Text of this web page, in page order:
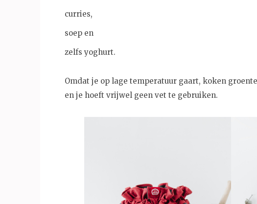
curries,
soep en
zelfs yoghurt.
Omdat je op lage temperatuur gaart, koken
en je hoeft vrijwel geen vet te gebruiken.